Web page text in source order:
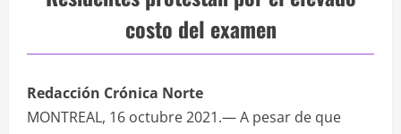
costo del examen
Redacción Crónica Norte
MONTREAL, 16 octubre 2021.— A pesar de que